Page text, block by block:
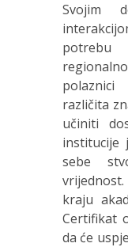
Svojim
potrebu
različita
učiniti
institucije
sebe
kraju
Certifikat
da će